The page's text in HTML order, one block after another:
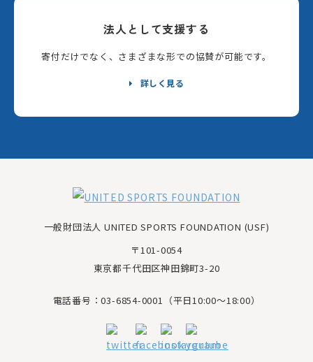
法人として支援する
寄付だけでなく、さまざまな形での協賛が可能です。
詳しく見る
一般財団法人 UNITED SPORTS FOUNDATION (USF)
〒101-0054
東京都千代田区神田錦町3-20
電話番号：03-6854-0001（平日10:00～18:00）